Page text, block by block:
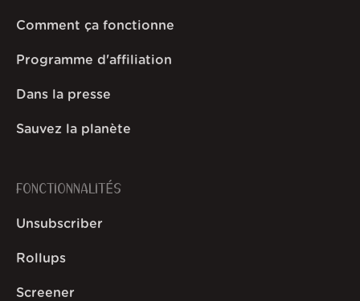
Comment ça fonctionne
Programme d'affiliation
Dans la presse
Sauvez la planète
FONCTIONNALITÉS
Unsubscriber
Rollups
Screener